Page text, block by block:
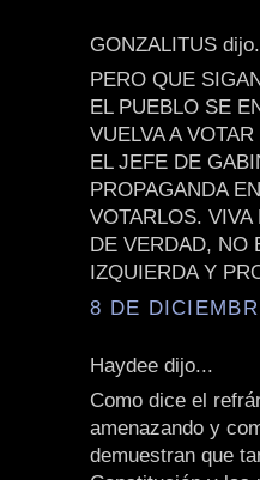
GONZALITUS
PERO QUE
EL PUEBLO SE
VUELVA A
EL JEFE DE
PROPAGANDA
VOTARLOS.
DE VERDAD, NO
IZQUIERDA Y
8 DE
Haydee dijo...
Como dice el
amenazando y
demuestran que